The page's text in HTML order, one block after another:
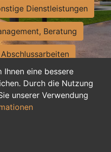
eine bessere
Durch die Nutzung
unserer Verwendung
Dienstleistungen
Beratung
Sekretariat
Ausbildung